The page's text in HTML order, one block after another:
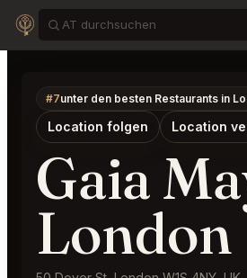
#7unter den besten Restaurants in
Location folgen Location
Gaia
London